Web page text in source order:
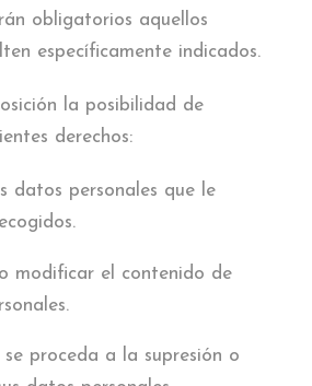
obligatorios aquellos
específicamente indicados.
la posibilidad de
derechos:
datos personales que le
modificar el contenido de
proceda a la supresión o